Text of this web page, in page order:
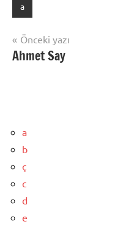
a
Yazı
gezinmesi
Önceki yazı
Ahmet Say
a
b
ç
c
d
e